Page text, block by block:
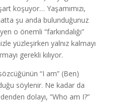
koşuyor… Yaşamımızı,
şu anda bulunduğunuz
o önemli “farkındalığı”
yüzleşirken yalnız kalmayı
gerekli kılıyor.
“I am” (Ben)
söylenir. Ne kadar da
dolayı, ”Who am I?”